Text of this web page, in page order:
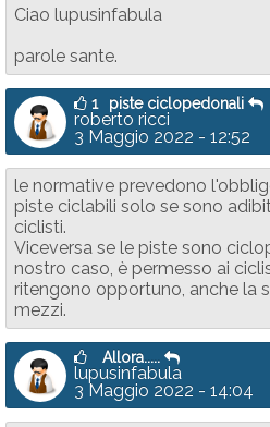
Ciao lupusinfabula
parole sante.
1 piste ciclopedonali
roberto ricci
3 Maggio 2022 - 12:52
le normative prevedono
piste ciclabili solo se sono
ciclisti.
Viceversa se le piste sono
nostro caso, è permesso ai
ritengono opportuno, anche la
mezzi.
Allora.....
lupusinfabula
3 Maggio 2022 - 14:04